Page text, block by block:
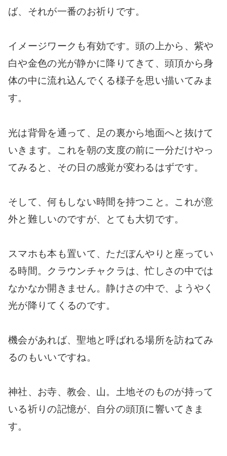
ば、それが一番のお祈りです。
イメージワークも有効です。頭の上から、紫や
白や金色の光が静かに降りてきて、頭頂から身
体の中に流れ込んでくる様子を思い描いてみま
す。
光は背骨を通って、足の裏から地面へと抜けて
いきます。これを朝の支度の前に一分だけやっ
てみると、その日の感覚が変わるはずです。
そして、何もしない時間を持つこと。これが意
外と難しいのですが、とても大切です。
スマホも本も置いて、ただぼんやりと座ってい
る時間。クラウンチャクラは、忙しさの中では
なかなか開きません。静けさの中で、ようやく
光が降りてくるのです。
機会があれば、聖地と呼ばれる場所を訪ねてみ
るのもいいですね。
神社、お寺、教会、山。土地そのものが持って
いる祈りの記憶が、自分の頭頂に響いてきま
す。